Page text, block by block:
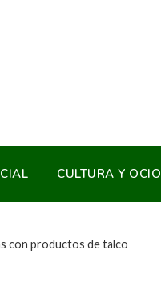
CULTURA Y OCIO
con productos de talco